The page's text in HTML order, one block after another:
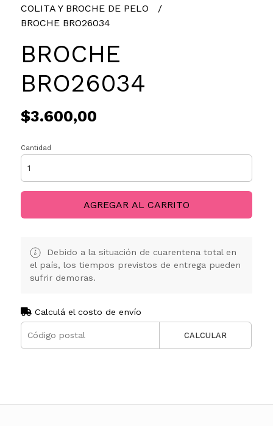
COLITA Y BROCHE DE PELO
BROCHE BRO26034
BROCHE
BRO26034
$3.600,00
Cantidad
AGREGAR AL CARRITO
Debido a la situación de cuarentena total en
el país, los tiempos previstos de entrega pueden
sufrir demoras.
Calculá el costo de envío
CALCULAR